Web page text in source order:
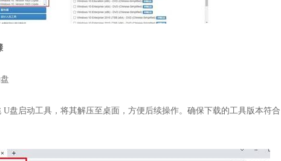
U盘启动工具，将其解压至桌面，方便后续操作。确保下载的工具版本符合